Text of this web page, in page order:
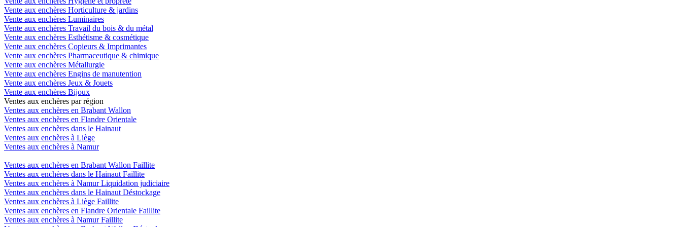
Vente aux enchères Horticulture & jardins
Vente aux enchères Luminaires
Vente aux enchères Travail du bois & du métal
Vente aux enchères Esthétisme & cosmétique
Vente aux enchères Copieurs & Imprimantes
Vente aux enchères Pharmaceutique & chimique
Vente aux enchères Métallurgie
Vente aux enchères Engins de manutention
Vente aux enchères Jeux & Jouets
Vente aux enchères Bijoux
Ventes aux enchères par région
Ventes aux enchères en Brabant Wallon
Ventes aux enchères en Flandre Orientale
Ventes aux enchères dans le Hainaut
Ventes aux enchères à Liège
Ventes aux enchères à Namur
Ventes aux enchères en Brabant Wallon Faillite
Ventes aux enchères dans le Hainaut Faillite
Ventes aux enchères à Namur Liquidation judiciaire
Ventes aux enchères dans le Hainaut Déstockage
Ventes aux enchères à Liège Faillite
Ventes aux enchères en Flandre Orientale Faillite
Ventes aux enchères à Namur Faillite